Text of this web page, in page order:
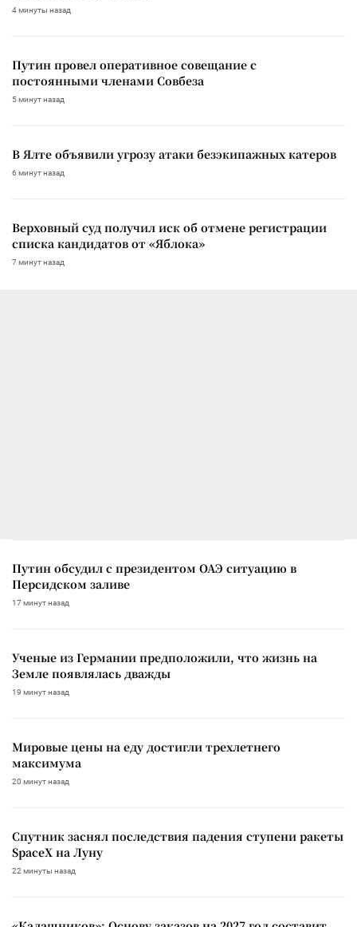
4 минуты назад
Путин провел оперативное совещание с
постоянными членами Совбеза
5 минут назад
В Ялте объявили угрозу атаки безэкипажных катеров
6 минут назад
Верховный суд получил иск об отмене регистрации
списка кандидатов от «Яблока»
7 минут назад
Путин обсудил с президентом ОАЭ ситуацию в
Персидском заливе
17 минут назад
Ученые из Германии предположили, что жизнь на
Земле появлялась дважды
19 минут назад
Мировые цены на еду достигли трехлетнего
максимума
20 минут назад
Спутник заснял последствия падения ступени ракеты
SpaceX на Луну
22 минуты назад